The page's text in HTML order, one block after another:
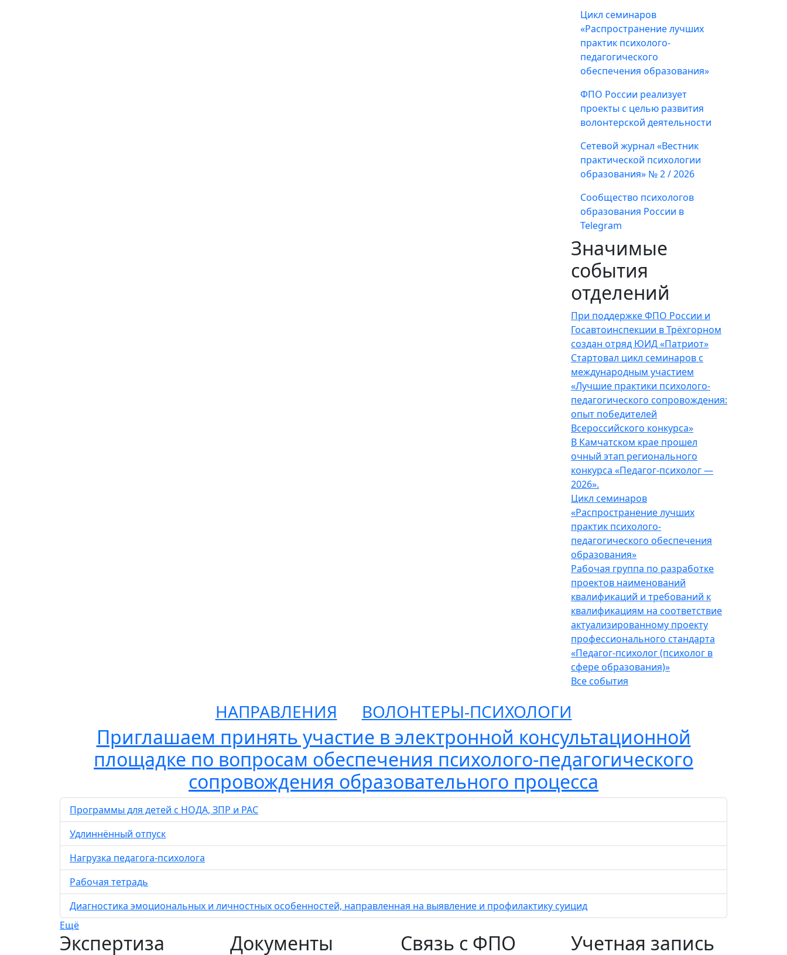
Цикл семинаров
«Распространение лучших
практик психолого-
педагогического
обеспечения образования»
ФПО России реализует
проекты с целью развития
волонтерской деятельности
Сетевой журнал «Вестник
практической психологии
образования» № 2 / 2026
Сообщество психологов
образования России в
Telegram
Значимые
события
отделений
При поддержке ФПО России и
Госавтоинспекции в Трёхгорном
создан отряд ЮИД «Патриот»
Стартовал цикл семинаров с
международным участием
«Лучшие практики психолого-
педагогического сопровождения:
опыт победителей
Всероссийского конкурса»
В Камчатском крае прошел
очный этап регионального
конкурса «Педагог-психолог —
2026».
Цикл семинаров
«Распространение лучших
практик психолого-
педагогического обеспечения
образования»
Рабочая группа по разработке
проектов наименований
квалификаций и требований к
квалификациям на соответствие
актуализированному проекту
профессионального стандарта
«Педагог-психолог (психолог в
сфере образования)»
Все события
НАПРАВЛЕНИЯ ВОЛОНТЕРЫ-ПСИХОЛОГИ
Приглашаем принять участие в электронной консультационной
площадке по вопросам обеспечения психолого-педагогического
сопровождения образовательного процесса
Программы для детей с НОДА, ЗПР и РАС
Удлиннённый отпуск
Нагрузка педагога-психолога
Рабочая тетрадь
Диагностика эмоциональных и личностных особенностей, направленная на выявление и профилактику суицид
Ещё
Экспертиза Документы
Связь с ФПО
Учетная запись